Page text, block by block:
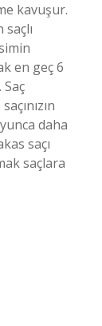
kavuşur.
en geç 6
daha
saçı
saçlara